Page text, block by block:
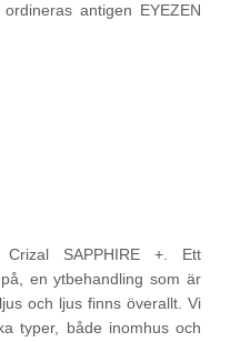
antigen EYEZEN
SAPPHIRE +. Ett
en ytbehandling som är
och ljus finns överallt. Vi
typer, både inomhus och